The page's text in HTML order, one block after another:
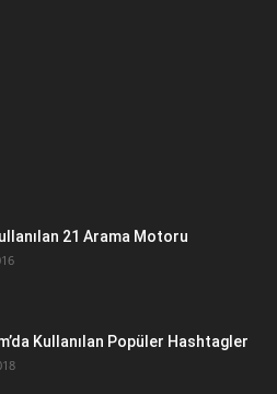
21 Arama Motoru
Kullanılan Popüler Hashtagler